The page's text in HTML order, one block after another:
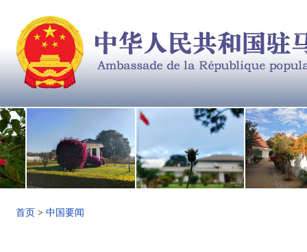
首页 > 中国要闻